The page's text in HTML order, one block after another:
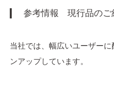
参考情報 現行品のご
当社では、幅広いユーザー
ンアップしています。